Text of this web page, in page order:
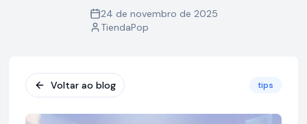
24 de novembro de 2025
TiendaPop
Voltar ao blog tips